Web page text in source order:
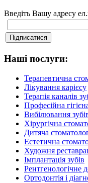
Введіть Вашу адресу
Наші послуги:
Терапевтична
Лікування карієсу
Терапія каналів
Професійна
Вибілювання
Хірургічна
Дитяча
Естетична
Художня
Імплантація зубів
Рентгенологічне
Ортодонтія і